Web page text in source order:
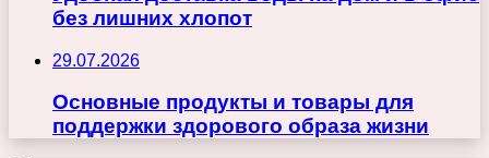
без лишних хлопот
29.07.2026
Основные продукты и товары для
поддержки здорового образа жизни